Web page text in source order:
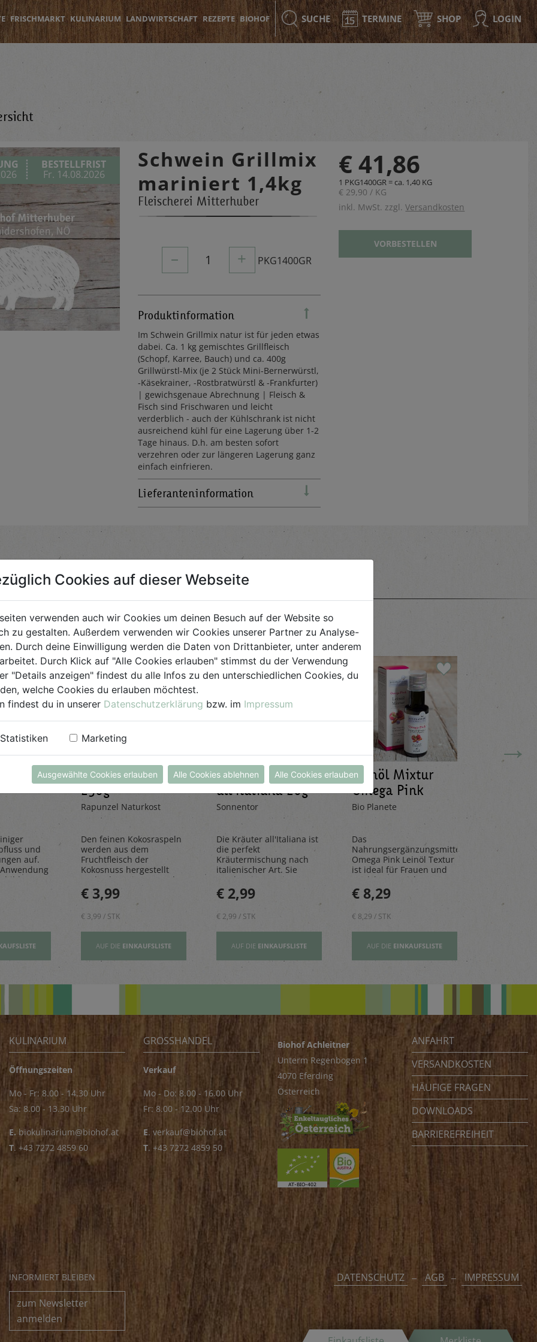
FRISCHMARKT KULINARIUM LANDWIRTSCHAFT REZEPTE BIOHOF SUCHE TERMINE SHOP LOGIN
BESTELLFRIST
Fr. 14.08.2026
Schwein Grillmix
mariniert 1,4kg
Fleischerei Mitterhuber
– 1 + PKG1400GR
Produktinformation
Im Schwein Grillmix natur ist für jeden etwas
dabei. Ca. 1 kg gemischtes Grillfleisch
(Schopf, Karree, Bauch) und ca. 400g
Grillwürstl-Mix (je 2 Stück Mini-Bernerwürstl,
-Käsekrainer, -Rostbratwürstl & -Frankfurter)
| gewichsgenaue Abrechnung | Fleisch &
Fisch sind Frischwaren und leicht
verderblich - auch der Kühlschrank ist nicht
ausreichend kühl für eine Lagerung über 1-2
Tage hinaus. D.h. am besten sofort
verzehren oder zur längeren Lagerung ganz
einfach einfrieren.
Lieferanteninformation
€ 41,86
1 PKG1400GR = ca. 1,40 KG
€ 29,90 / KG
inkl. MwSt. zzgl.Versandkosten
VORBESTELLEN
Bio-Produkte
für Jedermann
und
auf.
Kokosraspeln
250g
Rapunzel Naturkost
Den feinen Kokosraspeln
werden aus dem
Fruchtfleisch der
Kokosnuss hergestellt
und geben einen Hauch
Exotik in köstliche Kuchen
& Kekse
€ 3,99
€ 3,99 / STK
AUF DIE EINKAUFSLISTE
Kräuter
all'Italiana 20g
Sonnentor
Die Kräuter all'Italiana ist
die perfekt
Kräutermischung nach
italienischer Art. Sie
rundet Pizzen, Risottos
und Pastagerichte ab.
€ 2,99
€ 2,99 / STK
AUF DIE EINKAUFSLISTE
Leinöl Mixtur
Omega Pink
100ml
Bio Planete
Das
Nahrungsergänzungsmittel
Omega Pink Leinöl Textur
ist ideal für Frauen und
Mädchen – reich an
Vitamin E und wertovllen
Omega-3-Fettsäuren
€ 8,29
€ 8,29 / STK
AUF DIE EINKAUFSLISTE
aus
→
KULINARIUM
Öffnungszeiten
Mo - Fr: 8.00 - 14.30 Uhr
Sa: 8.00 - 13.30 Uhr
E. biokulinarium@biohof.at
T. +43 7272 4859 60
GROSSHANDEL
Verkauf
Mo - Do: 8.00 - 16.00 Uhr
Fr: 8.00 - 12.00 Uhr
E. verkauf@biohof.at
T. +43 7272 4859 50
Biohof Achleitner
Unterm Regenbogen 1
4070 Eferding
Österreich
ANFAHRT
VERSANDKOSTEN
HÄUFIGE FRAGEN
DOWNLOADS
BARRIEREFREIHEIT
INFORMIERT BLEIBEN
zum Newsletter
anmelden
DATENSCHUTZ AGB IMPRESSUM
Cookies auf dieser Webseite
verwenden auch wir Cookies um deinen Besuch auf der Website so
zu gestalten. Außerdem verwenden wir Cookies unserer Partner zu Analyse-
Durch deine Einwilligung werden die Daten von Drittanbieter, unter anderem
Durch Klick auf "Alle Cookies erlauben" stimmst du der Verwendung
"Details anzeigen" findest du alle Infos zu den unterschiedlichen Cookies, du
welche Cookies du erlauben möchtest.
findest du in unserer Datenschutzerklärung bzw. im Impressum
Statistiken Marketing
Ausgewählte Cookies erlauben Alle Cookies ablehnen Alle Cookies erlauben